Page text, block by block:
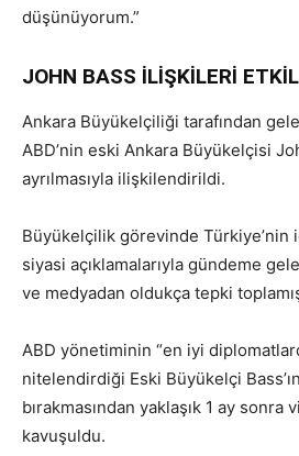
düşünüyorum.”
JOHN BASS İLİŞKİLERİ
Ankara Büyükelçiliği tarafından
ABD’nin eski Ankara Büyükelçisi
ayrılmasıyla ilişkilendirildi.
Büyükelçilik görevinde
siyasi açıklamalarıyla gündeme
ve medyadan oldukça tepki
ABD yönetiminin “en iyi
nitelendirdiği Eski Büyükelçi
bırakmasından yaklaşık 1 ay
kavuşuldu.